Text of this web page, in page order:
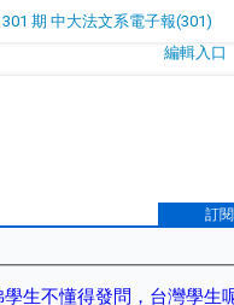
期 中大法文系電子報(301)
編輯入口